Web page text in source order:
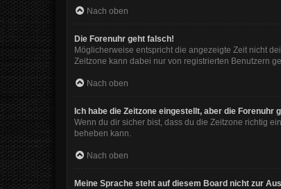
Nach oben
Die Forenuhr geht falsch!
Möglicherweise entspricht die angezeigte Zeit nicht
Zeitzone kann dabei nur von registrierten Benutzern
Nach oben
Ich habe die Zeitzone eingestellt, aber die Forenuhr
Wenn du dir sicher bist, dass du die Zeitzone richtig
beheben kann.
Nach oben
Meine Sprache steht auf diesem Board nicht zur